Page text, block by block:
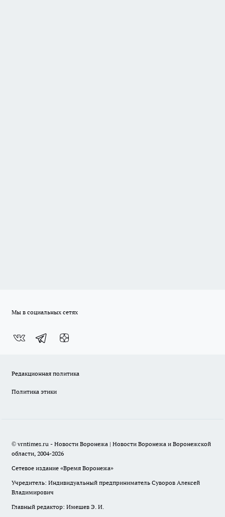
Мы в социальных сетях
Редакционная политика
Политика этики
© vrntimes.ru - Новости Воронежа | Новости Воронежа и Воронежской
области, 2004-2026
Сетевое издание «Время Воронежа»
Учредитель: Индивидуальный предприниматель Суворов Алексей
Владимирович
Главный редактор: Имешев Э. И.